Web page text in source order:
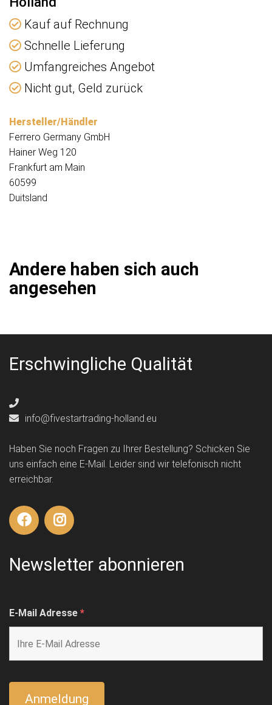
Kauf auf Rechnung
Schnelle Lieferung
Umfangreiches Angebot
Nicht gut, Geld zurück
Hersteller/Händler
Ferrero Germany GmbH
Hainer Weg 120
Frankfurt am Main
60599
Duitsland
Andere haben sich auch
angesehen
Erschwingliche Qualität
info@fivestartrading-holland.eu
Haben Sie noch Fragen zu Ihrer Bestellung? Schicken Sie
uns einfach eine E-Mail. Leider sind wir telefonisch nicht
erreichbar.
Newsletter abonnieren
E-Mail Adresse *